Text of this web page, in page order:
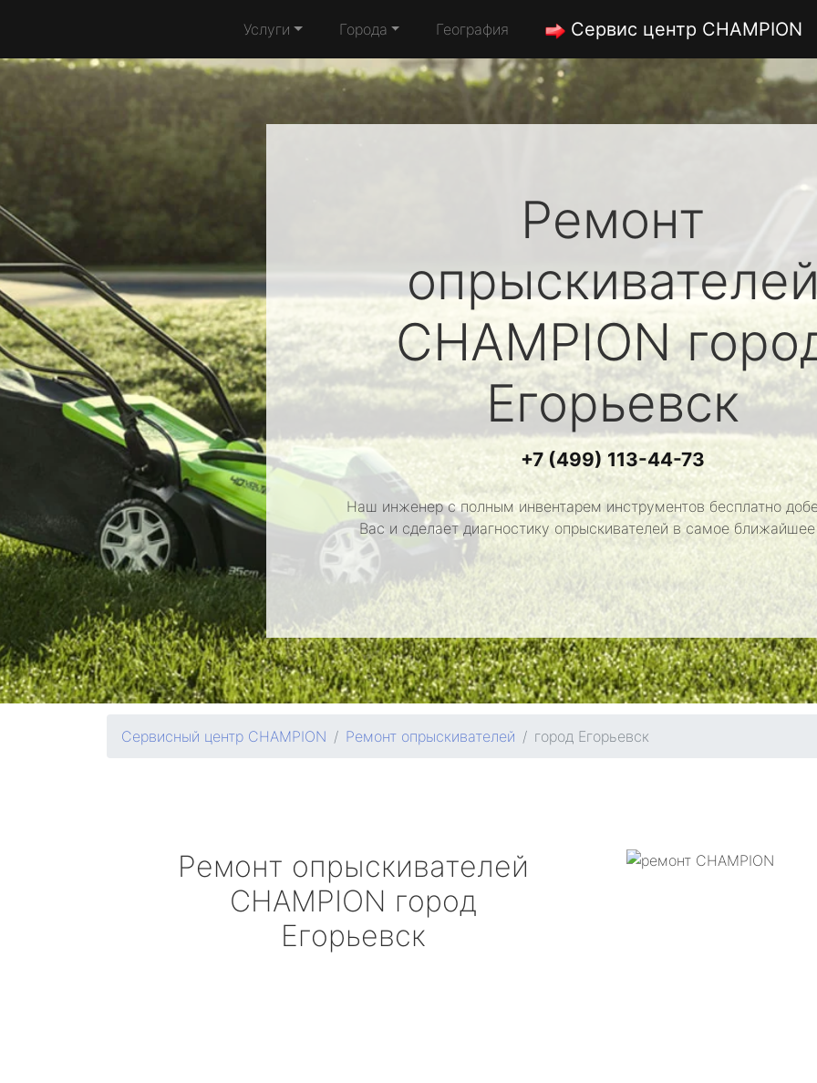
Услуги Города География Сервис центр CHAMPION
Ремонт
CHAMPION
Егорьевск
+7 (499) 113-44-73
Наш инженер с полным инвентарем инструментов бесплатно
Вас и сделает диагностику опрыскивателей в самое
Сервисный центр CHAMPION Ремонт опрыскивателей город Егорьевск
Ремонт опрыскивателей
CHAMPION город
Егорьевск